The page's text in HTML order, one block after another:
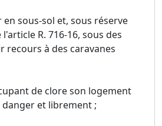
en sous-sol et, sous réserve
R. 716-16, sous des
recours à des caravanes
de clore son logement
danger et librement ;